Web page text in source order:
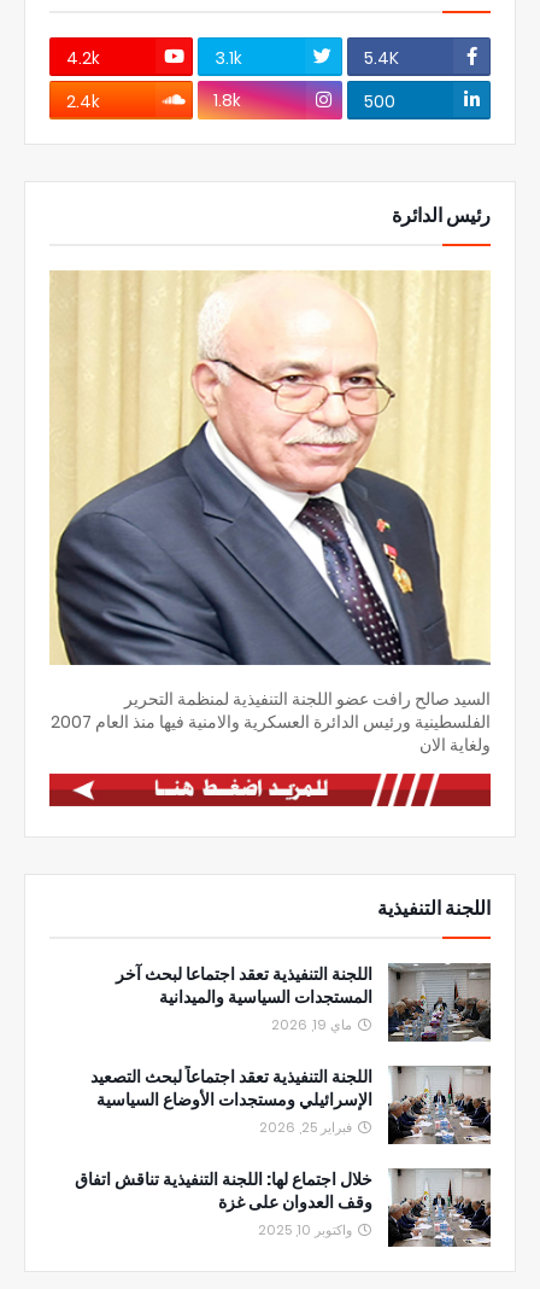
5.4K
3.1k
4.2k
500
1.8k
2.4k
رئيس الدائرة
السيد صالح رافت عضو اللجنة التنفيذية لمنظمة التحرير
الفلسطينية ورئيس الدائرة العسكرية والامنية فيها منذ العام 2007
ولغاية الان
اللجنة التنفيذية
اللجنة التنفيذية تعقد اجتماعا لبحث آخر
المستجدات السياسية والميدانية
ماي 19, 2026
اللجنة التنفيذية تعقد اجتماعاً لبحث التصعيد
الإسرائيلي ومستجدات الأوضاع السياسية
فبراير 25, 2026
خلال اجتماع لها: اللجنة التنفيذية تناقش اتفاق
وقف العدوان على غزة
واكتوبر 10, 2025